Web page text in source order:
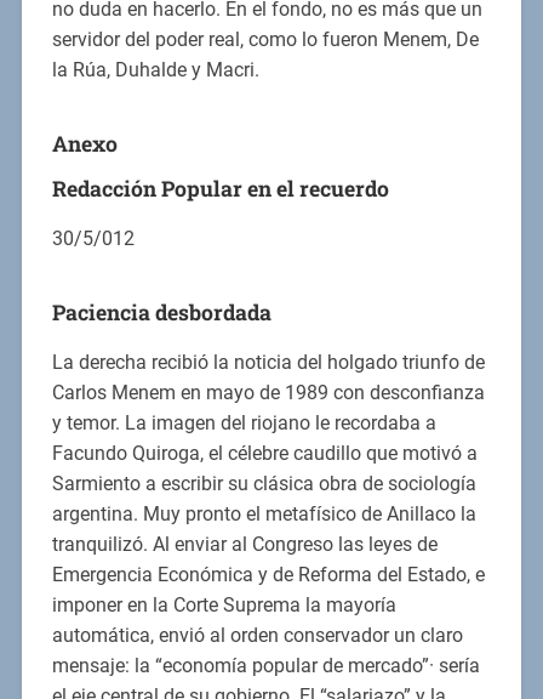
no duda en hacerlo. En el fondo, no es más que un
servidor del poder real, como lo fueron Menem, De
la Rúa, Duhalde y Macri.
Anexo
Redacción Popular en el recuerdo
30/5/012
Paciencia desbordada
La derecha recibió la noticia del holgado triunfo de
Carlos Menem en mayo de 1989 con desconfianza
y temor. La imagen del riojano le recordaba a
Facundo Quiroga, el célebre caudillo que motivó a
Sarmiento a escribir su clásica obra de sociología
argentina. Muy pronto el metafísico de Anillaco la
tranquilizó. Al enviar al Congreso las leyes de
Emergencia Económica y de Reforma del Estado, e
imponer en la Corte Suprema la mayoría
automática, envió al orden conservador un claro
mensaje: la “economía popular de mercado”· sería